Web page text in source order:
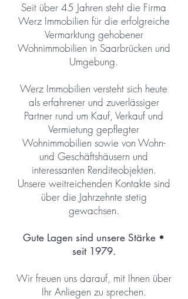
Seit über 45 Jahren steht die Firma
Werz Immobilien für die erfolgreiche
Vermarktung gehobener
Wohnimmobilien in Saarbrücken und
Umgebung.
Werz Immobilien versteht sich heute
als erfahrener und zuverlässiger
Partner rund um Kauf, Verkauf und
Vermietung gepflegter
Wohnimmobilien sowie von Wohn-
und Geschäftshäusern und
interessanten Renditeobjekten.
Unsere weitreichenden Kontakte sind
über die Jahrzehnte stetig
gewachsen.
Gute Lagen sind unsere Stärke •
seit 1979.
Wir freuen uns darauf, mit Ihnen über
Ihr Anliegen zu sprechen.